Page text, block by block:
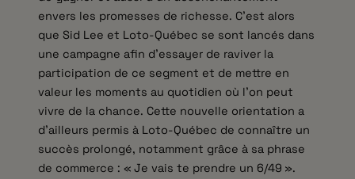
envers les promesses de richesse. C’est alors
que Sid Lee et Loto-Québec se sont lancés dans
une campagne afin d’essayer de raviver la
participation de ce segment et de mettre en
valeur les moments au quotidien où l’on peut
vivre de la chance. Cette nouvelle orientation a
d’ailleurs permis à Loto-Québec de connaître un
succès prolongé, notamment grâce à sa phrase
de commerce : « Je vais te prendre un 6/49 ».